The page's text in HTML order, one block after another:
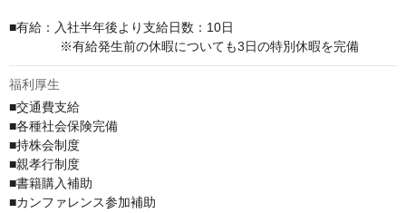
■有給：入社半年後より支給日数：10日
※有給発生前の休暇についても3日の特別休暇を完備
福利厚生
■交通費支給
■各種社会保険完備
■持株会制度
■親孝行制度
■書籍購入補助
■カンファレンス参加補助